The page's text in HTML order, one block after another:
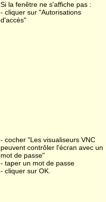
Si la fenêtre ne s'affiche pas :
- cliquer sur "Autorisations
d'accès"
- cocher "Les visualiseurs VNC
peuvent contrôler l'écran avec un
mot de passe"
- taper un mot de passe
- cliquer sur OK.